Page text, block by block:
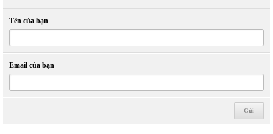
Tên của bạn
Email của bạn